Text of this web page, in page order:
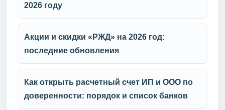
2026 году
Акции и скидки «РЖД» на 2026 год:
последние обновления
Как открыть расчетный счет ИП и ООО по
доверенности: порядок и список банков